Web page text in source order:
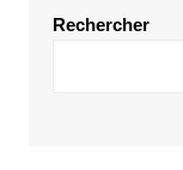
Rechercher